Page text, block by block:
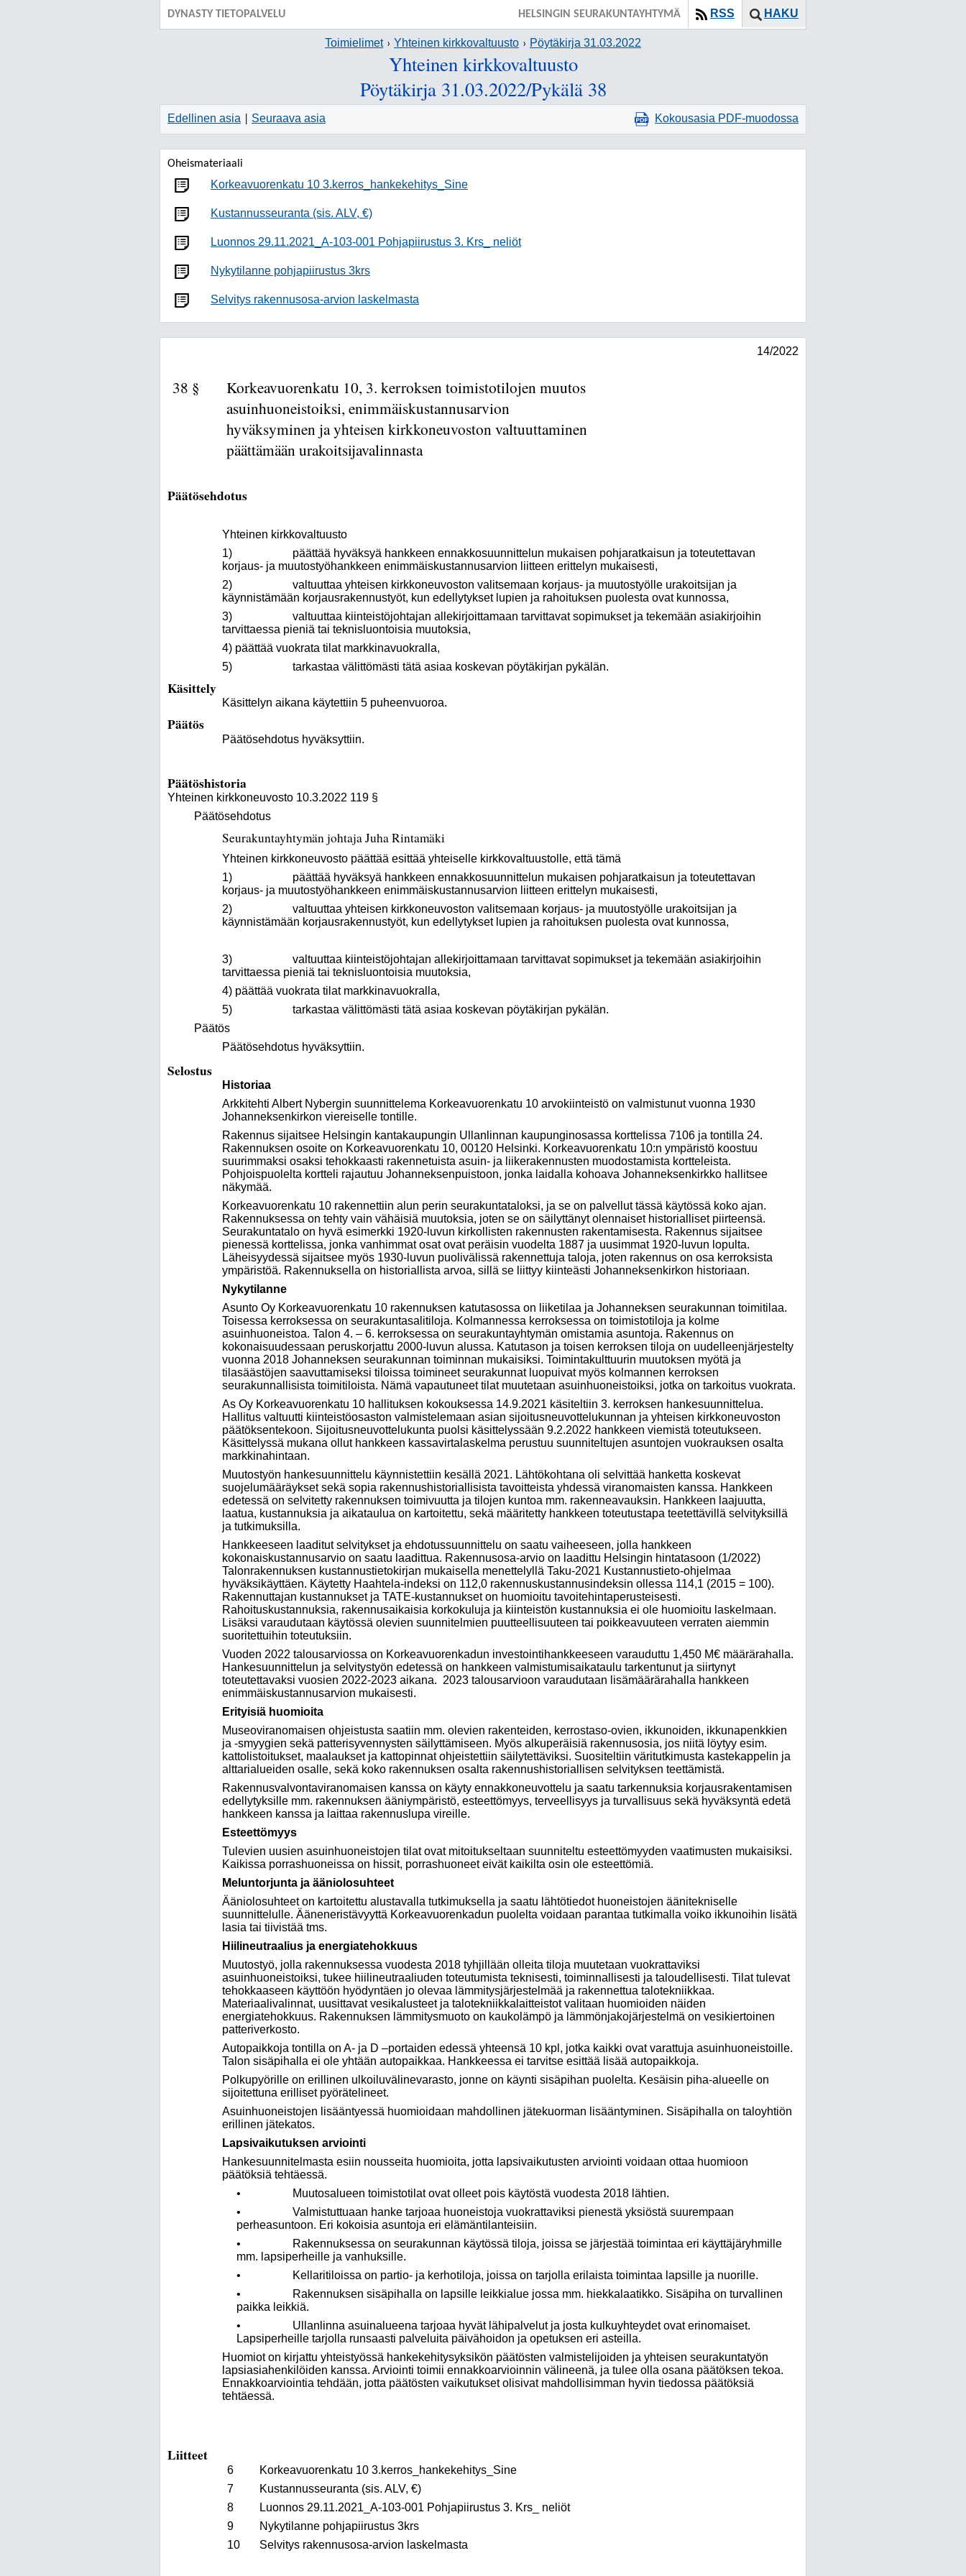
DYNASTY TIETOPALVELU HAKU
RSS
HELSINGIN SEURAKUNTAYHTYMÄ
Toimielimet Yhteinen kirkkovaltuusto Pöytäkirja 31.03.2022
Yhteinen kirkkovaltuusto
Pöytäkirja 31.03.2022/Pykälä 38
Edellinen asia Seuraava asia Kokousasia PDF-muodossa
Oheismateriaali
Korkeavuorenkatu 10 3.kerros_hankekehitys_Sine
Kustannusseuranta (sis. ALV, €)
Luonnos 29.11.2021_A-103-001 Pohjapiirustus 3. Krs_ neliöt
Nykytilanne pohjapiirustus 3krs
Selvitys rakennusosa-arvion laskelmasta
14/2022
38 §
Korkeavuorenkatu 10, 3. kerroksen toimistotilojen muutos
asuinhuoneistoiksi, enimmäiskustannusarvion
hyväksyminen ja yhteisen kirkkoneuvoston valtuuttaminen
päättämään urakoitsijavalinnasta
Päätösehdotus
Yhteinen kirkkovaltuusto
1) päättää hyväksyä hankkeen ennakkosuunnittelun mukaisen pohjaratkaisun ja toteutettavan
korjaus- ja muutostyöhankkeen enimmäiskustannusarvion liitteen erittelyn mukaisesti,
2) valtuuttaa yhteisen kirkkoneuvoston valitsemaan korjaus- ja muutostyölle urakoitsijan ja
käynnistämään korjausrakennustyöt, kun edellytykset lupien ja rahoituksen puolesta ovat kunnossa,
3) valtuuttaa kiinteistöjohtajan allekirjoittamaan tarvittavat sopimukset ja tekemään asiakirjoihin
tarvittaessa pieniä tai teknisluontoisia muutoksia,
4) päättää vuokrata tilat markkinavuokralla,
5) tarkastaa välittömästi tätä asiaa koskevan pöytäkirjan pykälän.
Käsittely
Käsittelyn aikana käytettiin 5 puheenvuoroa.
Päätös
Päätösehdotus hyväksyttiin.
Päätöshistoria
Yhteinen kirkkoneuvosto 10.3.2022 119 §
Päätösehdotus
Seurakuntayhtymän johtaja Juha Rintamäki
Yhteinen kirkkoneuvosto päättää esittää yhteiselle kirkkovaltuustolle, että tämä
1) päättää hyväksyä hankkeen ennakkosuunnittelun mukaisen pohjaratkaisun ja toteutettavan
korjaus- ja muutostyöhankkeen enimmäiskustannusarvion liitteen erittelyn mukaisesti,
2) valtuuttaa yhteisen kirkkoneuvoston valitsemaan korjaus- ja muutostyölle urakoitsijan ja
käynnistämään korjausrakennustyöt, kun edellytykset lupien ja rahoituksen puolesta ovat kunnossa,
3) valtuuttaa kiinteistöjohtajan allekirjoittamaan tarvittavat sopimukset ja tekemään asiakirjoihin
tarvittaessa pieniä tai teknisluontoisia muutoksia,
4) päättää vuokrata tilat markkinavuokralla,
5) tarkastaa välittömästi tätä asiaa koskevan pöytäkirjan pykälän.
Päätös
Päätösehdotus hyväksyttiin.
Selostus
Historiaa
Arkkitehti Albert Nybergin suunnittelema Korkeavuorenkatu 10 arvokiinteistö on valmistunut vuonna 1930
Johanneksenkirkon viereiselle tontille.
Rakennus sijaitsee Helsingin kantakaupungin Ullanlinnan kaupunginosassa korttelissa 7106 ja tontilla 24.
Rakennuksen osoite on Korkeavuorenkatu 10, 00120 Helsinki. Korkeavuorenkatu 10:n ympäristö koostuu
suurimmaksi osaksi tehokkaasti rakennetuista asuin- ja liikerakennusten muodostamista kortteleista.
Pohjoispuolelta kortteli rajautuu Johanneksenpuistoon, jonka laidalla kohoava Johanneksenkirkko hallitsee
näkymää.
Korkeavuorenkatu 10 rakennettiin alun perin seurakuntataloksi, ja se on palvellut tässä käytössä koko ajan.
Rakennuksessa on tehty vain vähäisiä muutoksia, joten se on säilyttänyt olennaiset historialliset piirteensä.
Seurakuntatalo on hyvä esimerkki 1920-luvun kirkollisten rakennusten rakentamisesta. Rakennus sijaitsee
pienessä korttelissa, jonka vanhimmat osat ovat peräisin vuodelta 1887 ja uusimmat 1920-luvun lopulta.
Läheisyydessä sijaitsee myös 1930-luvun puolivälissä rakennettuja taloja, joten rakennus on osa kerroksista
ympäristöä. Rakennuksella on historiallista arvoa, sillä se liittyy kiinteästi Johanneksenkirkon historiaan.
Nykytilanne
Asunto Oy Korkeavuorenkatu 10 rakennuksen katutasossa on liiketilaa ja Johanneksen seurakunnan toimitilaa.
Toisessa kerroksessa on seurakuntasalitiloja. Kolmannessa kerroksessa on toimistotiloja ja kolme
asuinhuoneistoa. Talon 4. – 6. kerroksessa on seurakuntayhtymän omistamia asuntoja. Rakennus on
kokonaisuudessaan peruskorjattu 2000-luvun alussa. Katutason ja toisen kerroksen tiloja on uudelleenjärjestelty
vuonna 2018 Johanneksen seurakunnan toiminnan mukaisiksi. Toimintakulttuurin muutoksen myötä ja
tilasäästöjen saavuttamiseksi tiloissa toimineet seurakunnat luopuivat myös kolmannen kerroksen
seurakunnallisista toimitiloista. Nämä vapautuneet tilat muutetaan asuinhuoneistoiksi, jotka on tarkoitus vuokrata.
As Oy Korkeavuorenkatu 10 hallituksen kokouksessa 14.9.2021 käsiteltiin 3. kerroksen hankesuunnittelua.
Hallitus valtuutti kiinteistöosaston valmistelemaan asian sijoitusneuvottelukunnan ja yhteisen kirkkoneuvoston
päätöksentekoon. Sijoitusneuvottelukunta puolsi käsittelyssään 9.2.2022 hankkeen viemistä toteutukseen.
Käsittelyssä mukana ollut hankkeen kassavirtalaskelma perustuu suunniteltujen asuntojen vuokrauksen osalta
markkinahintaan.
Muutostyön hankesuunnittelu käynnistettiin kesällä 2021. Lähtökohtana oli selvittää hanketta koskevat
suojelumääräykset sekä sopia rakennushistoriallisista tavoitteista yhdessä viranomaisten kanssa. Hankkeen
edetessä on selvitetty rakennuksen toimivuutta ja tilojen kuntoa mm. rakenneavauksin. Hankkeen laajuutta,
laatua, kustannuksia ja aikataulua on kartoitettu, sekä määritetty hankkeen toteutustapa teetettävillä selvityksillä
ja tutkimuksilla.
Hankkeeseen laaditut selvitykset ja ehdotussuunnittelu on saatu vaiheeseen, jolla hankkeen
kokonaiskustannusarvio on saatu laadittua. Rakennusosa-arvio on laadittu Helsingin hintatasoon (1/2022)
Talonrakennuksen kustannustietokirjan mukaisella menettelyllä Taku-2021 Kustannustieto-ohjelmaa
hyväksikäyttäen. Käytetty Haahtela-indeksi on 112,0 rakennuskustannusindeksin ollessa 114,1 (2015 = 100).
Rakennuttajan kustannukset ja TATE-kustannukset on huomioitu tavoitehintaperusteisesti.
Rahoituskustannuksia, rakennusaikaisia korkokuluja ja kiinteistön kustannuksia ei ole huomioitu laskelmaan.
Lisäksi varaudutaan käytössä olevien suunnitelmien puutteellisuuteen tai poikkeavuuteen verraten aiemmin
suoritettuihin toteutuksiin.
Vuoden 2022 talousarviossa on Korkeavuorenkadun investointihankkeeseen varauduttu 1,450 M€ määrärahalla.
Hankesuunnittelun ja selvitystyön edetessä on hankkeen valmistumisaikataulu tarkentunut ja siirtynyt
toteutettavaksi vuosien 2022-2023 aikana. 2023 talousarvioon varaudutaan lisämäärärahalla hankkeen
enimmäiskustannusarvion mukaisesti.
Erityisiä huomioita
Museoviranomaisen ohjeistusta saatiin mm. olevien rakenteiden, kerrostaso-ovien, ikkunoiden, ikkunapenkkien
ja -smyygien sekä patterisyvennysten säilyttämiseen. Myös alkuperäisiä rakennusosia, jos niitä löytyy esim.
kattolistoitukset, maalaukset ja kattopinnat ohjeistettiin säilytettäviksi. Suositeltiin väritutkimusta kastekappelin ja
alttarialueiden osalle, sekä koko rakennuksen osalta rakennushistoriallisen selvityksen teettämistä.
Rakennusvalvontaviranomaisen kanssa on käyty ennakkoneuvottelu ja saatu tarkennuksia korjausrakentamisen
edellytyksille mm. rakennuksen ääniympäristö, esteettömyys, terveellisyys ja turvallisuus sekä hyväksyntä edetä
hankkeen kanssa ja laittaa rakennuslupa vireille.
Esteettömyys
Tulevien uusien asuinhuoneistojen tilat ovat mitoitukseltaan suunniteltu esteettömyyden vaatimusten mukaisiksi.
Kaikissa porrashuoneissa on hissit, porrashuoneet eivät kaikilta osin ole esteettömiä.
Meluntorjunta ja ääniolosuhteet
Ääniolosuhteet on kartoitettu alustavalla tutkimuksella ja saatu lähtötiedot huoneistojen äänitekniselle
suunnittelulle. Ääneneristävyyttä Korkeavuorenkadun puolelta voidaan parantaa tutkimalla voiko ikkunoihin lisätä
lasia tai tiivistää tms.
Hiilineutraalius ja energiatehokkuus
Muutostyö, jolla rakennuksessa vuodesta 2018 tyhjillään olleita tiloja muutetaan vuokrattaviksi
asuinhuoneistoiksi, tukee hiilineutraaliuden toteutumista teknisesti, toiminnallisesti ja taloudellisesti. Tilat tulevat
tehokkaaseen käyttöön hyödyntäen jo olevaa lämmitysjärjestelmää ja rakennettua talotekniikkaa.
Materiaalivalinnat, uusittavat vesikalusteet ja talotekniikkalaitteistot valitaan huomioiden näiden
energiatehokkuus. Rakennuksen lämmitysmuoto on kaukolämpö ja lämmönjakojärjestelmä on vesikiertoinen
patteriverkosto.
Autopaikkoja tontilla on A- ja D –portaiden edessä yhteensä 10 kpl, jotka kaikki ovat varattuja asuinhuoneistoille.
Talon sisäpihalla ei ole yhtään autopaikkaa. Hankkeessa ei tarvitse esittää lisää autopaikkoja.
Polkupyörille on erillinen ulkoiluvälinevarasto, jonne on käynti sisäpihan puolelta. Kesäisin piha-alueelle on
sijoitettuna erilliset pyörätelineet.
Asuinhuoneistojen lisääntyessä huomioidaan mahdollinen jätekuorman lisääntyminen. Sisäpihalla on taloyhtiön
erillinen jätekatos.
Lapsivaikutuksen arviointi
Hankesuunnitelmasta esiin nousseita huomioita, jotta lapsivaikutusten arviointi voidaan ottaa huomioon
päätöksiä tehtäessä.
• Muutosalueen toimistotilat ovat olleet pois käytöstä vuodesta 2018 lähtien.
• Valmistuttuaan hanke tarjoaa huoneistoja vuokrattaviksi pienestä yksiöstä suurempaan
perheasuntoon. Eri kokoisia asuntoja eri elämäntilanteisiin.
• Rakennuksessa on seurakunnan käytössä tiloja, joissa se järjestää toimintaa eri käyttäjäryhmille
mm. lapsiperheille ja vanhuksille.
• Kellaritiloissa on partio- ja kerhotiloja, joissa on tarjolla erilaista toimintaa lapsille ja nuorille.
• Rakennuksen sisäpihalla on lapsille leikkialue jossa mm. hiekkalaatikko. Sisäpiha on turvallinen
paikka leikkiä.
• Ullanlinna asuinalueena tarjoaa hyvät lähipalvelut ja josta kulkuyhteydet ovat erinomaiset.
Lapsiperheille tarjolla runsaasti palveluita päivähoidon ja opetuksen eri asteilla.
Huomiot on kirjattu yhteistyössä hankekehitysyksikön päätösten valmistelijoiden ja yhteisen seurakuntatyön
lapsiasiahenkilöiden kanssa. Arviointi toimii ennakkoarvioinnin välineenä, ja tulee olla osana päätöksen tekoa.
Ennakkoarviointia tehdään, jotta päätösten vaikutukset olisivat mahdollisimman hyvin tiedossa päätöksiä
tehtäessä.
Liitteet
6
Korkeavuorenkatu 10 3.kerros_hankekehitys_Sine
7
Kustannusseuranta (sis. ALV, €)
8
Luonnos 29.11.2021_A-103-001 Pohjapiirustus 3. Krs_ neliöt
9
Nykytilanne pohjapiirustus 3krs
10
Selvitys rakennusosa-arvion laskelmasta